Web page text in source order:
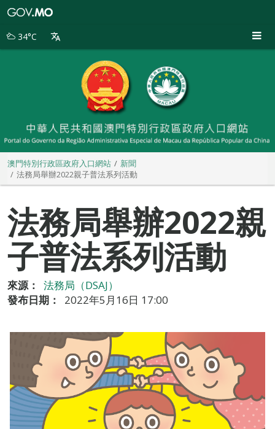
別
34°C
澳門特別行政區政府入口網站
新聞
法務局舉辦2022親子普法系列活動
法務局舉辦2022親
子普法系列活動
來源：
法務局（DSAJ）
發布日期：
2022年5月16日 17:00